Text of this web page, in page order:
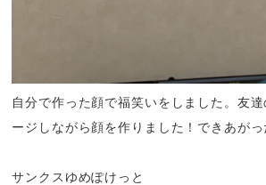
自分で作った顔で福笑いをしました。友
ージしながら顔を作りました！できあが
サンクスゆめぽけっと